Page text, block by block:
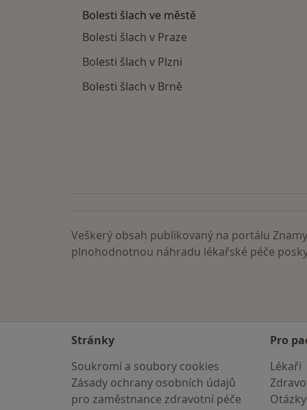
Bolesti šlach ve městě
Bolesti šlach v Praze
Bolesti šlach v Plzni
Bolesti šlach v Brně
Veškerý obsah publikovaný na portálu
plnohodnotnou náhradu lékařské péče
Stránky
Soukromí a soubory cookies
Zásady ochrany osobních údajů
pro zaměstnance zdravotní péče
Pro
Lékaři